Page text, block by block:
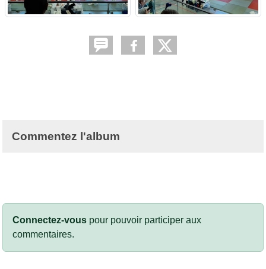
Commentez l'album
Connectez-vous pour pouvoir participer aux
commentaires.